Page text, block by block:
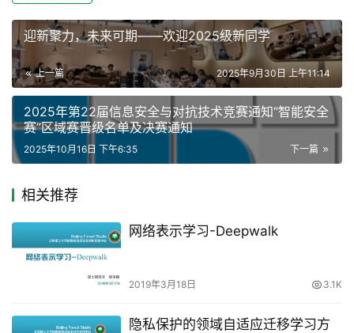
迎新聚力，未来可期——欢迎2025级新同学
上一篇 2025年9月30日 上午11:14
2025年第22届信息安全与对抗技术竞赛通知“智能安全
赛”区域赛晋级名单及决赛通知
下一篇
2025年10月16日 下午6:35
相关推荐
网络表示学习-Deepwalk
2019年3月18日 3.1K
隐私保护的领域自适应迁移学习方